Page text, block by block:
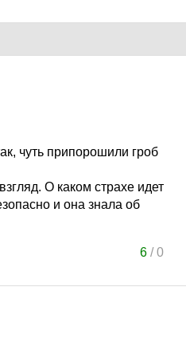
чуть припорошили гроб
О каком страхе идет
и она знала об
6/0